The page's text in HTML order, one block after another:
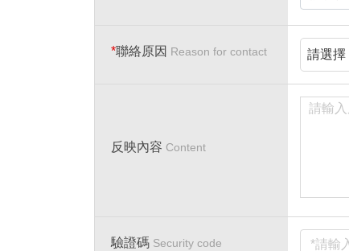
*聯絡原因 Reason for contact
反映內容 Content
驗證碼 Security code